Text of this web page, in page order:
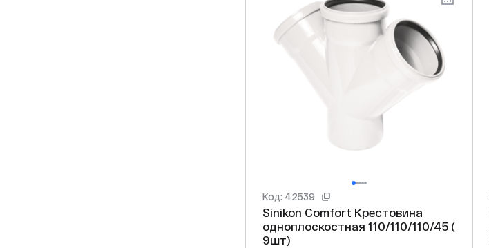
Код: 42539
Sinikon Comfort Крестовина
одноплоскостная 110/110/110/45 (
9шт)